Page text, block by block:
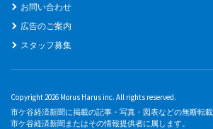
お問い合わせ
広告のご案内
スタッフ募集
Copyright 2026 Morus Harus inc. All rights reserved.
市ケ谷経済新聞に掲載の記事・写真・図表などの無断転
市ケ谷経済新聞またはその情報提供者に属します。